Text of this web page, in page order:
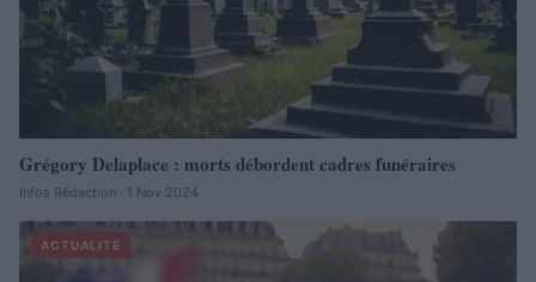
Grégory Delaplace : morts débordent cadres funéraires
Infos Rédaction · 1 Nov 2024
ACTUALITÉ